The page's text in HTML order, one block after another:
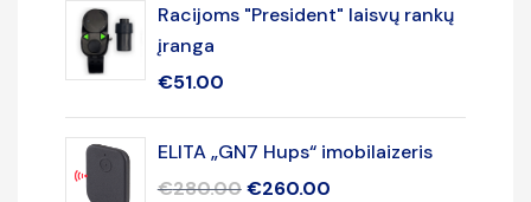
Racijoms "President" laisvų rankų
įranga
€51.00
ELITA „GN7 Hups“ imobilaizeris
€280.00 €260.00